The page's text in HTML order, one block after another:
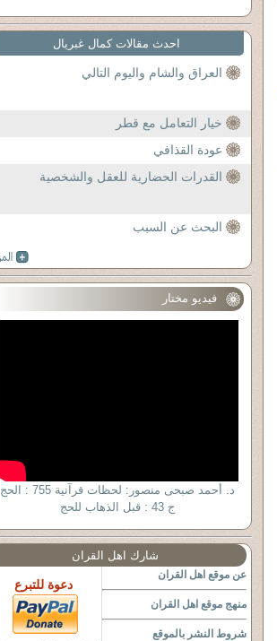
احدث مقالات كمال غبريال
العراق والشام واليوم التالي
خيار التعامل مع قطر
عودة القذافي
القدرات الحضارية للعقل والشخصية
البحث عن السبب
فيديو مختار
د. أحمد صبحى منصور: لحظات قرآنية 755 : الحج
ج 43 : قبل الذهاب للحج
شارك اهل القران
عن موقع اهل القران
منهج موقع اهل القران
شروط النشر بالموقع
دعوة للتبرع